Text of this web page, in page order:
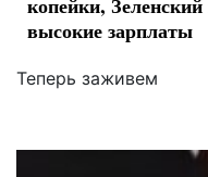
копейки,
высокие зарплаты
Теперь заживем